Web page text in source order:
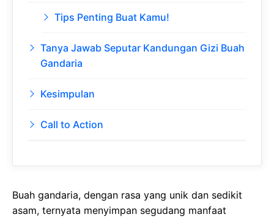
Tips Penting Buat Kamu!
Tanya Jawab Seputar Kandungan Gizi Buah
Gandaria
Kesimpulan
Call to Action
Buah gandaria, dengan rasa yang unik dan sedikit
asam, ternyata menyimpan segudang manfaat